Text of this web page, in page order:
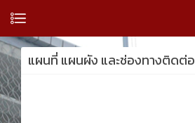
แผนที่ แผนผัง และช่องทางติดต่อ